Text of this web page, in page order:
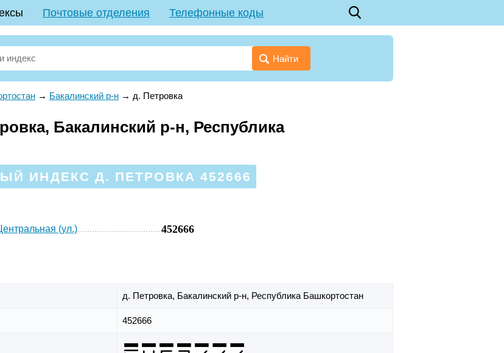
Почтовые отделения Телефонные коды
Найти
→ Бакалинский р-н → д. Петровка
Бакалинский р-н, Республика
ИНДЕКС Д. ПЕТРОВКА 452666
(ул.) 452666
д. Петровка, Бакалинский р-н, Республика Башкортостан
452666